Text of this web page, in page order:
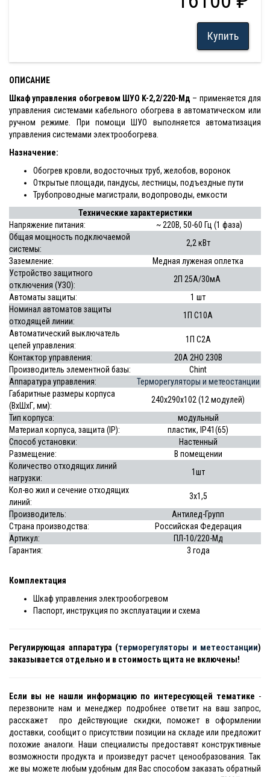
Купить
ОПИСАНИЕ
Шкаф управления обогревом ШУО K-2,2/220-Мд – применяется для
управления системами кабельного обогрева в автоматическом или
ручном режиме. При помощи ШУО выполняется автоматизация
управления системами электрообогрева.
Назначение:
Обогрев кровли, водосточных труб, желобов, воронок
Открытые площади, пандусы, лестницы, подъездные пути
Трубопроводные магистрали, водопроводы, емкости
Технические характеристики
Напряжение питания:
~ 220В, 50-60 Гц (1 фаза)
Общая мощность подключаемой
системы:
2,2 кВт
Заземление:
Медная луженая оплетка
Устройство защитного
отключения (УЗО):
2П 25А/30мА
Автоматы защиты:
1 шт
Номинал автоматов защиты
отходящей линии:
1П С10А
Автоматический выключатель
цепей управления:
1П С2А
Контактор управления:
20А 2НО 230В
Производитель элементной базы:
Chint
Аппаратура управления:
Терморегуляторы и метеостанции
Габаритные размеры корпуса
(ВхШхГ, мм):
240х290х102 (12 модулей)
Тип корпуса:
модульный
Материал корпуса, защита (IP):
пластик, IP41(65)
Способ установки:
Настенный
Размещение:
В помещении
Количество отходящих линий
нагрузки:
1шт
Кол-во жил и сечение отходящих
линий:
3х1,5
Производитель:
Антилед-Групп
Страна производства:
Российская Федерация
Артикул:
ПЛ-10/220-Мд
Гарантия:
3 года
Комплектация
Шкаф управления электрообогревом
Паспорт, инструкция по эксплуатации и схема
Регулирующая аппаратура (терморегуляторы и метеостанции)
заказывается отдельно и в стоимость щита не включены!
Если вы не нашли информацию по интересующей тематике -
перезвоните нам и менеджер подробнее ответит на ваш запрос,
расскажет про действующие скидки, поможет в оформлении
доставки, сообщит о присутствии позиции на складе или предложит
похожие аналоги. Наши специалисты предоставят конструктивные
возможности продукта и произведут расчет ценообразования. Так
же вы можете любым удобным для Вас способом заказать обратный